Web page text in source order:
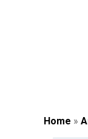
Home »